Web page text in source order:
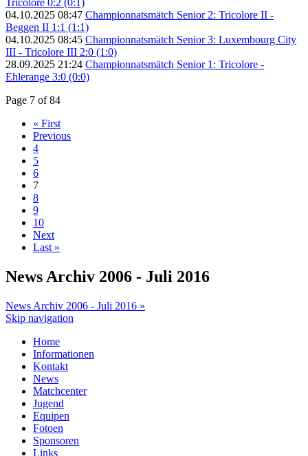
04.10.2025 08:47 Championnatsmätch Senior 2: Tricolore II -
Beggen II 1:1 (1:1)
04.10.2025 08:45 Championnatsmätch Senior 3: Luxembourg City
III - Tricolore III 2:0 (1:0)
28.09.2025 21:24 Championnatsmätch Senior 1: Tricolore -
Ehlerange 3:0 (0:0)
Page 7 of 84
« First
Previous
4
5
6
7
8
9
10
Next
Last »
News Archiv 2006 - Juli 2016
News Archiv 2006 - Juli 2016 »
Skip navigation
Home
Informationen
Kontakt
News
Matchcenter
Jugend
Equipen
Fotoen
Sponsoren
Links